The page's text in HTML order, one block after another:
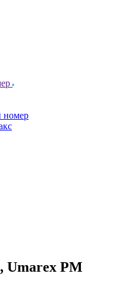
номер
Umarex PM